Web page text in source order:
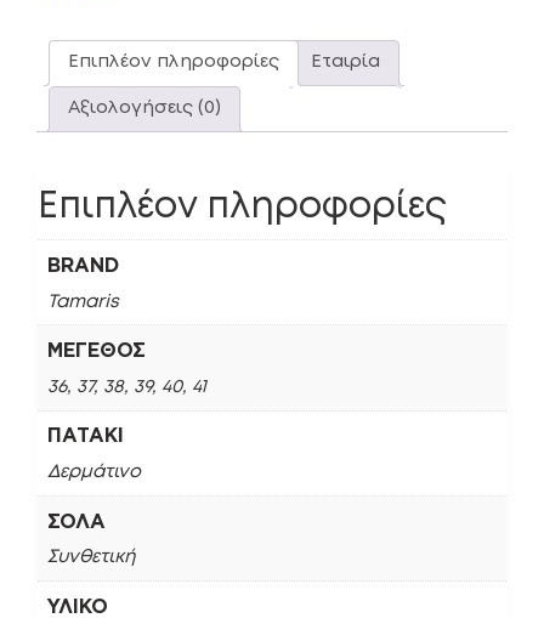
Επιπλέον πληροφορίες Εταιρία
Αξιολογήσεις (0)
Επιπλέον πληροφορίες
BRAND
Tamaris
ΜΈΓΕΘΟΣ
36, 37, 38, 39, 40, 41
ΠΑΤΆΚΙ
Δερμάτινο
ΣΌΛΑ
Συνθετική
ΥΛΙΚΌ